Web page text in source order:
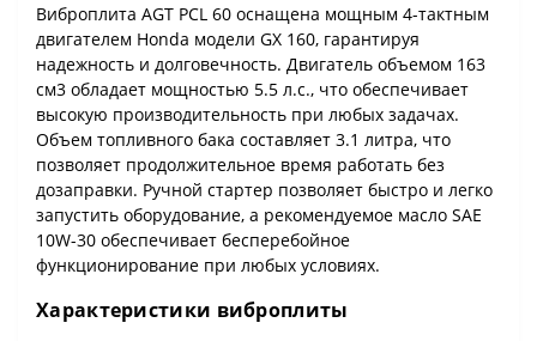
Виброплита AGT PCL 60 оснащена мощным 4-тактным
двигателем Honda модели GX 160, гарантируя
надежность и долговечность. Двигатель объемом 163
см3 обладает мощностью 5.5 л.с., что обеспечивает
высокую производительность при любых задачах.
Объем топливного бака составляет 3.1 литра, что
позволяет продолжительное время работать без
дозаправки. Ручной стартер позволяет быстро и легко
запустить оборудование, а рекомендуемое масло SAE
10W-30 обеспечивает бесперебойное
функционирование при любых условиях.
Характеристики виброплиты